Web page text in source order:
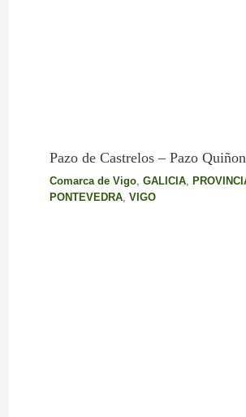
Pazo de Castrelos – Pazo
Comarca de Vigo, GALICIA,
PONTEVEDRA, VIGO